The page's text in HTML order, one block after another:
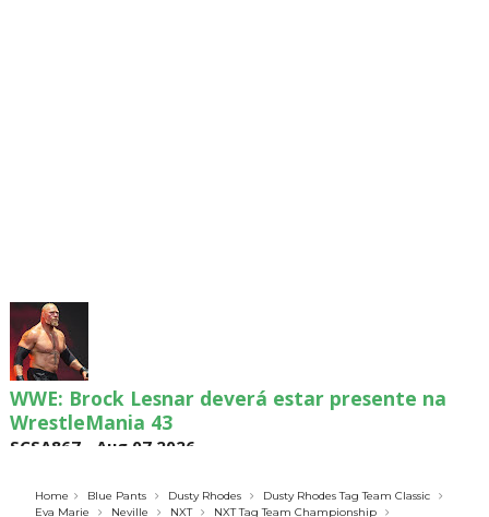
WWE: Brock Lesnar deverá estar presente na
WrestleMania 43
SCSA867- Aug 07 2026
Home Blue Pants Dusty Rhodes
Dusty Rhodes Tag Team Classic
Eva Marie
Neville NXT
NXT Tag Team Championship